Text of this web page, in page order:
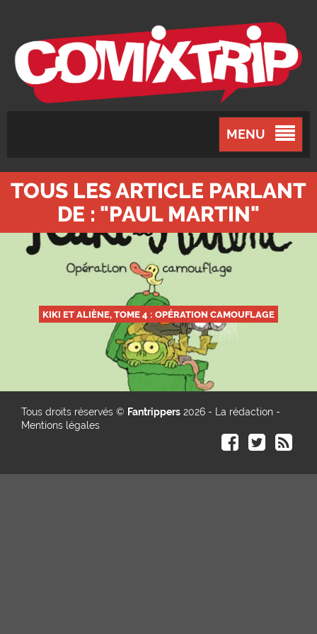
MENU
TOUS LES ARTICLE PARLANT
DE : "PAUL MARTIN"
KIKI ET ALIÈNE, TOME 4 : OPÉRATION CAMOUFLAGE
Tous droits réservés © Fantrippers 2026 - La rédaction -
Mentions légales